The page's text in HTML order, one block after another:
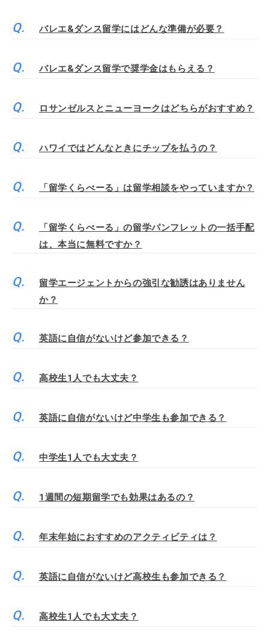
バレエ&ダンス留学にはどんな準備が必要？
バレエ&ダンス留学で奨学金はもらえる？
ロサンゼルスとニューヨークはどちらがおすすめ？
ハワイではどんなときにチップを払うの？
「留学くらべーる」は留学相談をやっていますか？
「留学くらべーる」の留学パンフレットの一括手配
は、本当に無料ですか？
留学エージェントからの強引な勧誘はありません
か？
英語に自信がないけど参加できる？
高校生1人でも大丈夫？
英語に自信がないけど中学生も参加できる？
中学生1人でも大丈夫？
1週間の短期留学でも効果はあるの？
年末年始におすすめのアクティビティは？
英語に自信がないけど高校生も参加できる？
高校生1人でも大丈夫？